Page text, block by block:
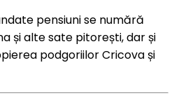
pensiuni se numără
și alte sate pitorești, dar și
podgoriilor Cricova și